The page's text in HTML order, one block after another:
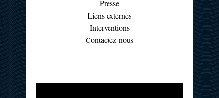
Presse
Liens externes
Interventions
Contactez-nous